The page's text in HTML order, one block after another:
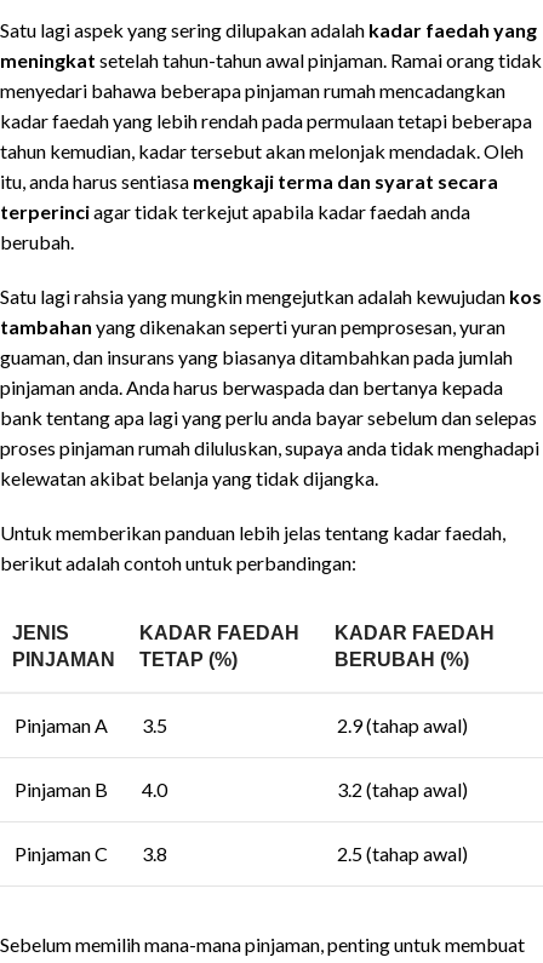
Satu lagi aspek yang sering dilupakan adalah kadar faedah yang
meningkat setelah tahun-tahun awal pinjaman. Ramai orang tidak
menyedari bahawa beberapa pinjaman rumah mencadangkan
kadar faedah yang lebih rendah pada permulaan tetapi beberapa
tahun kemudian, kadar tersebut akan melonjak mendadak. Oleh
itu, anda harus sentiasa mengkaji terma dan syarat secara
terperinciagar tidak terkejut apabila kadar faedah anda
berubah.
Satu lagi rahsia yang mungkin mengejutkan adalah kewujudan kos
tambahan yang dikenakan seperti yuran pemprosesan, yuran
guaman, dan insurans yang biasanya ditambahkan pada jumlah
pinjaman anda. Anda harus berwaspada dan bertanya kepada
bank tentang apa lagi yang perlu anda bayar sebelum dan selepas
proses pinjaman rumah diluluskan, supaya anda tidak menghadapi
kelewatan akibat belanja yang tidak dijangka.
Untuk memberikan panduan lebih jelas tentang kadar faedah,
berikut adalah contoh untuk perbandingan:
JENIS
PINJAMAN
KADAR FAEDAH
TETAP (%)
KADAR FAEDAH
BERUBAH (%)
Pinjaman A 3.5 2.9 (tahap awal)
Pinjaman B 4.0 3.2 (tahap awal)
Pinjaman C 3.8 2.5 (tahap awal)
Sebelum memilih mana-mana pinjaman, penting untuk membuat